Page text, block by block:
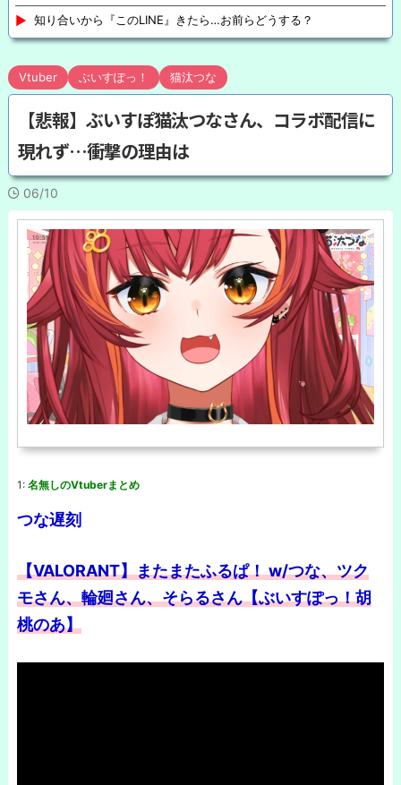
知り合いから『このLINE』きたら…お前らどうする？
Vtuber ぶいすぽっ！ 猫汰つな
【悲報】ぶいすぽ猫汰つなさん、コラボ配信に
現れず…衝撃の理由は
06/10
1: 名無しのVtuberまとめ
つな遅刻
【VALORANT】またまたふるぱ！ w/つな、ツク
モさん、輪廻さん、そらるさん【ぶいすぽっ！胡
桃のあ】